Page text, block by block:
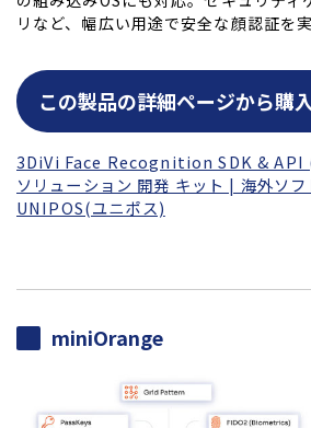
リなど、幅広い用途で安全な顔認証を実
この製品の詳細ページから購
3DiVi Face Recognition SDK & API
ソリューション 開発 キット | 海外ソ
UNIPOS(ユニポス)
miniOrange